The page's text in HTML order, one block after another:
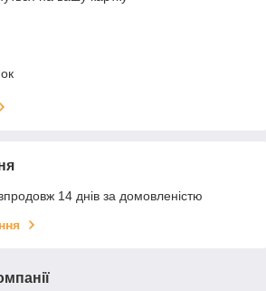
14 днів за домовленістю